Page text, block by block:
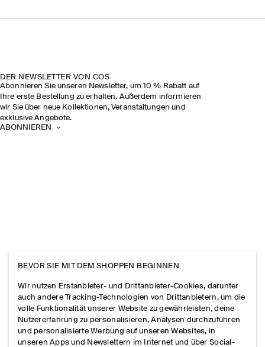
DER NEWSLETTER VON COS
Abonnieren Sie unseren Newsletter, um 10 % Rabatt auf
Ihre erste Bestellung zu erhalten. Außerdem informieren
wir Sie über neue Kollektionen, Veranstaltungen und
exklusive Angebote.
ABONNIEREN
BEVOR SIE MIT DEM SHOPPEN BEGINNEN
Wir nutzen Erstanbieter- und Drittanbieter-Cookies, darunter
auch andere Tracking-Technologien von Drittanbietern, um die
volle Funktionalität unserer Website zu gewährleisten, deine
Nutzererfahrung zu personalisieren, Analysen durchzuführen
und personalisierte Werbung auf unseren Websites, in
unseren Apps und Newslettern im Internet und über Social-